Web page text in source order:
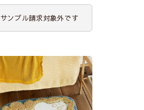
サンプル請求対象外です